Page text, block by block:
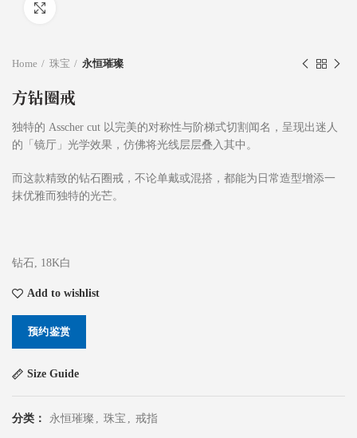
Home 珠宝 永恒璀璨
方钻圈戒
独特的 Asscher cut 以完美的对称性与阶梯式切割闻名，呈现出迷人
的「镜厅」光学效果，仿佛将光线层层叠入其中。
而这款精致的钻石圈戒，不论单戴或混搭，都能为日常造型增添一
抹优雅而独特的光芒。
钻石, 18K白
Add to wishlist
预约鉴赏
Size Guide
分类： 永恒璀璨 , 珠宝 , 戒指